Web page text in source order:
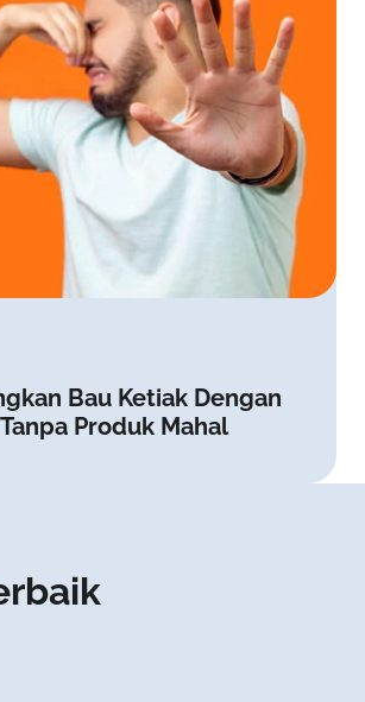
Bau Ketiak Dengan
Produk Mahal